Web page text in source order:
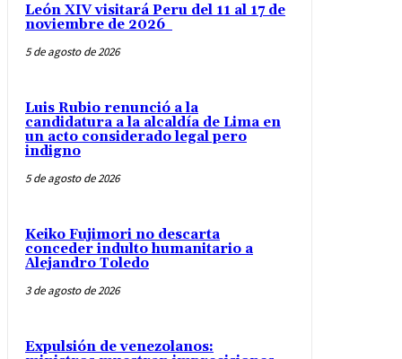
León XIV visitará Peru del 11 al 17 de
noviembre de 2026
5 de agosto de 2026
Luis Rubio renunció a la
candidatura a la alcaldía de Lima en
un acto considerado legal pero
indigno
5 de agosto de 2026
Keiko Fujimori no descarta
conceder indulto humanitario a
Alejandro Toledo
3 de agosto de 2026
Expulsión de venezolanos: